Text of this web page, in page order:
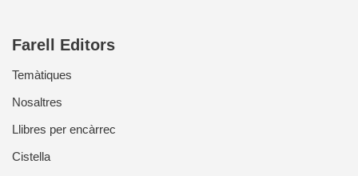
Farell Editors
Temàtiques
Nosaltres
Llibres per encàrrec
Cistella